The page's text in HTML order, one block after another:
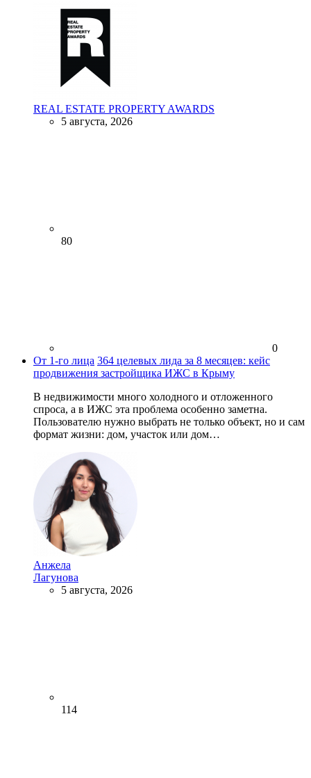
REAL ESTATE PROPERTY AWARDS
5 августа, 2026
80
0
От 1-го лица 364 целевых лида за 8 месяцев: кейс
продвижения застройщика ИЖС в Крыму
В недвижимости много холодного и отложенного
спроса, а в ИЖС эта проблема особенно заметна.
Пользователю нужно выбрать не только объект, но и сам
формат жизни: дом, участок или дом…
Анжела
Лагунова
5 августа, 2026
114